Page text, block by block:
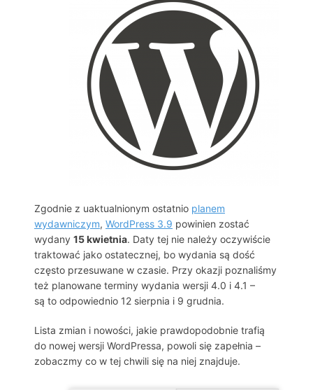
Zgodnie z uaktualnionym ostatnio planem
wydawniczym, WordPress 3.9 powinien zostać
wydany 15 kwietnia. Daty tej nie należy oczywiście
traktować jako ostatecznej, bo wydania są dość
często przesuwane w czasie. Przy okazji poznaliśmy
też planowane terminy wydania wersji 4.0 i 4.1 –
są to odpowiednio 12 sierpnia i 9 grudnia.
Lista zmian i nowości, jakie prawdopodobnie trafią
do nowej wersji WordPressa, powoli się zapełnia –
zobaczmy co w tej chwili się na niej znajduje.